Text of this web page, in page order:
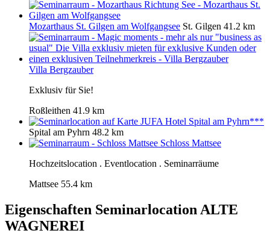
Mozarthaus St. Gilgen am Wolfgangsee St. Gilgen 41.2 km
Villa Bergzauber
Exklusiv für Sie!
Roßleithen 41.9 km
JUFA Hotel Spital am Pyhrn***
Spital am Pyhrn 48.2 km
Schloss Mattsee
Hochzeitslocation . Eventlocation . Seminarräume
Mattsee 55.4 km
Eigenschaften Seminarlocation ALTE
WAGNEREI